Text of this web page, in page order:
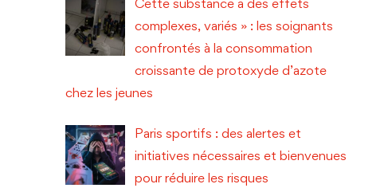
Cette substance a des effets
complexes, variés » : les soignants
confrontés à la consommation
croissante de protoxyde d’azote
chez les jeunes
Paris sportifs : des alertes et
initiatives nécessaires et bienvenues
pour réduire les risques